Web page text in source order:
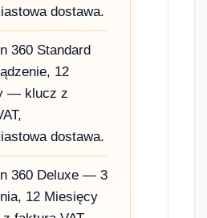
dostawa.
360 Standard
12
— klucz z
dostawa.
360 Deluxe — 3
12 Miesięcy